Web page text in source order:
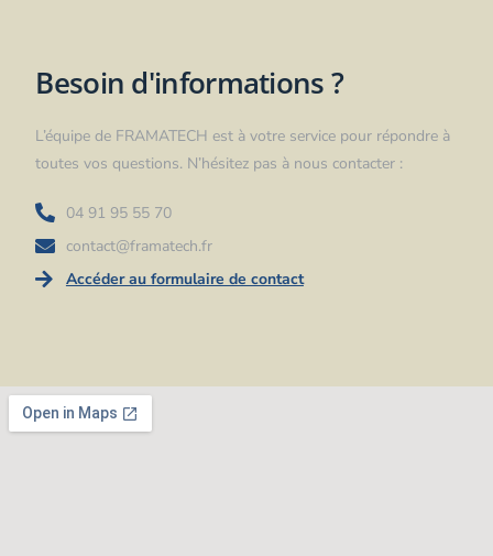
Besoin d'informations ?
L’équipe de FRAMATECH est à votre service pour répondre à
toutes vos questions. N’hésitez pas à nous contacter :
04 91 95 55 70
contact@framatech.fr
Accéder au formulaire de contact